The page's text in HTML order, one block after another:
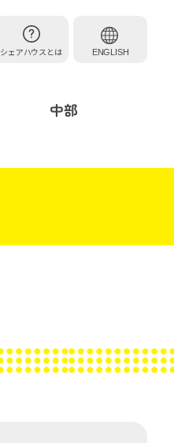
シェアハウスとは
ENGLISH
中部